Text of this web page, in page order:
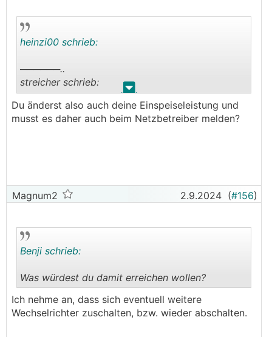
. .
heinzi00 schrieb:
──────..
streicher schrieb:
──────..
heinzi00 schrieb: ich erweitere jetzt meine
weil du noch einen Symo hast der keinen
Speicher kann?
mich daher interessieren.
───────────────
Victron Anlage aufgebaut und jetzt muss nur
noch der Elektriker es in die bestehende
Installation integrieren.
Du änderst also auch deine Einspeiseleistung und
musst es daher auch beim Netzbetreiber melden?
Magnum2 2.9.2024 (#156)
.
Benji schrieb:
Was würdest du damit erreichen wollen?
Ich nehme an, dass sich eventuell weitere
Wechselrichter zuschalten, bzw. wieder abschalten.